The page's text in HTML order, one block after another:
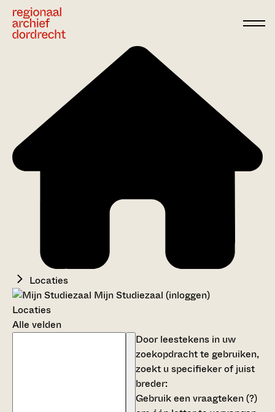
Locaties
Mijn Studiezaal (inloggen)
Locaties
Alle velden
Door leestekens in uw
zoekopdracht te gebruiken,
zoekt u specifieker of juist
breder:
Gebruik eenvraagteken (?)